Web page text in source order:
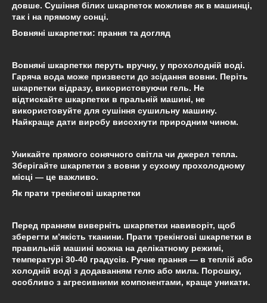
довше. Сушіння білих шкарпеток можливе як в машинці,
так і на прямому сонці.
Вовняні шкарпетки: прання та догляд
Вовняні шкарпетки перуть вручну, у прохолодній воді.
Гаряча вода може призвести до зсідання вовни. Періть
шкарпетки відразу, використовуючи гель. Не
відтискайте шкарпетки в пральній машині, не
використовуйте для сушіння сушильну машину.
Найкраще дати виробу висохнути природним чином.
Уникайте прямого сонячного світла чи джерел тепла.
Зберігайте шкарпетки з вовни у сухому прохолодному
місці — це важливо.
Як прати трекінгові шкарпетки
Перед пранням виверніть шкарпетки навиворіт, щоб
зберегти м’якість тканини. Прати трекінгові шкарпетки в
правильній машині можна на делікатному режимі,
температурі 30-40 градусів. Ручне прання — в теплій або
холодній воді з додаванням гелю або мила. Порошку,
особливо з агресивними компонентами, краще уникати.